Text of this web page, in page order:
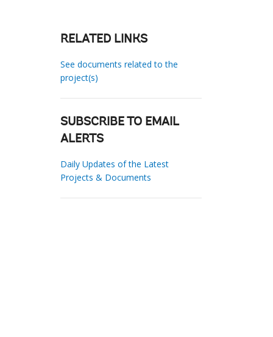
RELATED LINKS
See documents related to the
project(s)
SUBSCRIBE TO EMAIL
ALERTS
Daily Updates of the Latest
Projects & Documents